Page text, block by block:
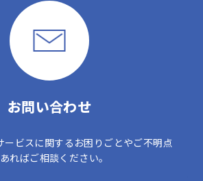
お問い合わせ
ービスに関するお困りごとやご不明点
ればご相談ください。